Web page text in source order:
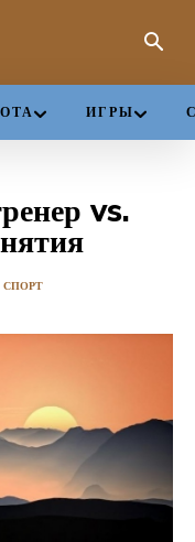
ИГРЫ
vs.
СПОРТ